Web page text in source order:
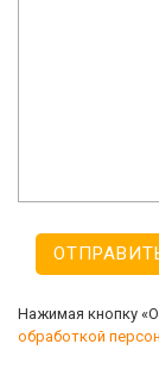
Нажимая кнопку
обработкой